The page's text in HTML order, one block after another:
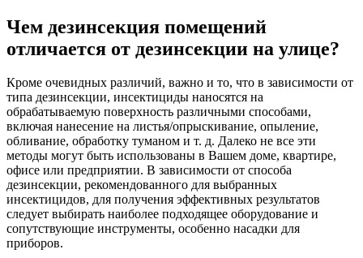
Чем дезинсекция помещений
отличается от дезинсекции на улице?
Кроме очевидных различий, важно и то, что в зависимости от
типа дезинсекции, инсектициды наносятся на
обрабатываемую поверхность различными способами,
включая нанесение на листья/опрыскивание, опыление,
обливание, обработку туманом и т. д. Далеко не все эти
методы могут быть использованы в Вашем доме, квартире,
офисе или предприятии. В зависимости от способа
дезинсекции, рекомендованного для выбранных
инсектицидов, для получения эффективных результатов
следует выбирать наиболее подходящее оборудование и
сопутствующие инструменты, особенно насадки для
приборов.